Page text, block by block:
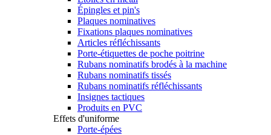
Épingles et pin's
Plaques nominatives
Fixations plaques nominatives
Articles réfléchissants
Porte-étiquettes de poche poitrine
Rubans nominatifs brodés à la machine
Rubans nominatifs tissés
Rubans nominatifs réfléchissants
Insignes tactiques
Produits en PVC
Effets d'uniforme
Porte-épées